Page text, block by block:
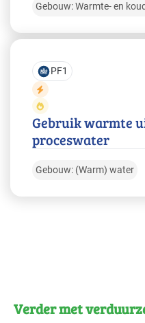
Gebouw: Warmte- en
Gebruik warmte
proceswater
Gebouw: (Warm) water
PF1
Verder met